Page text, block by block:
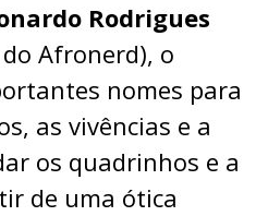
Rodrigues
Afronerd), o
nomes para
as vivências e a
os quadrinhos e a
de uma ótica